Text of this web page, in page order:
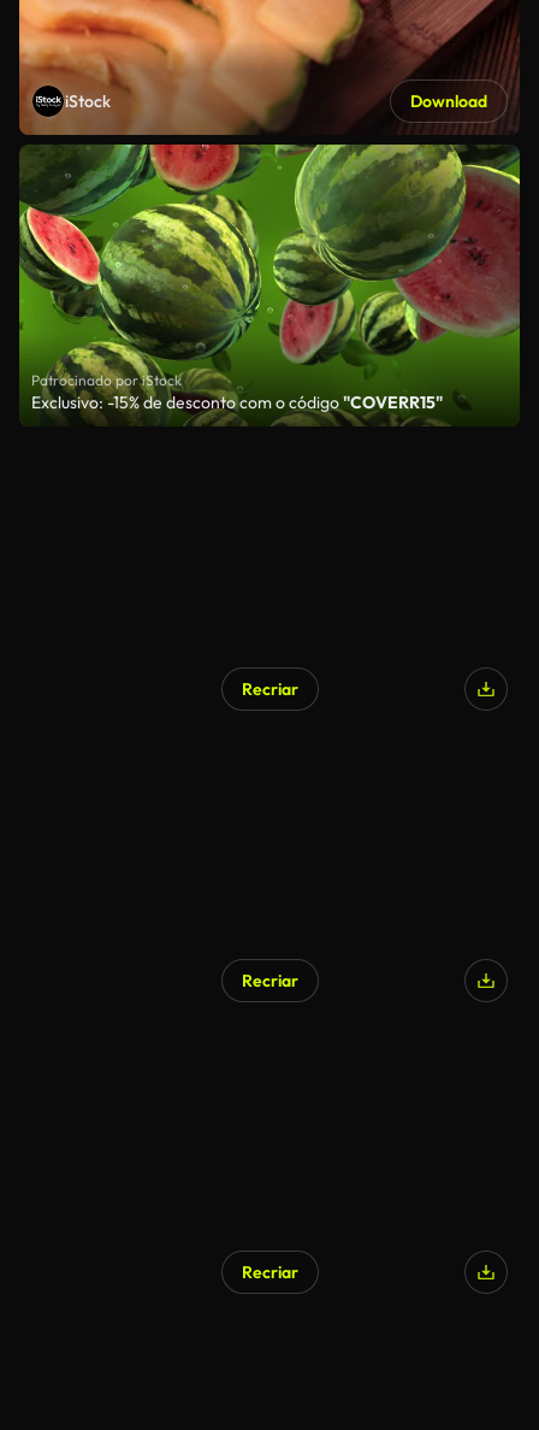
iStock Download
Patrocinado por iStock
Exclusivo: -15% de desconto com o código"COVERR15"
Recriar
Recriar
Recriar